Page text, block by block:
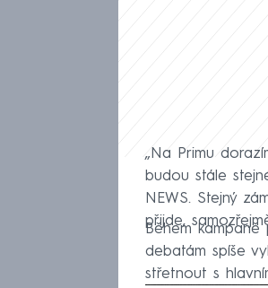
„Na Primu
budou stále
NEWS. Stejný
přijde,
Během kampaně
debatám spíše
střetnout s